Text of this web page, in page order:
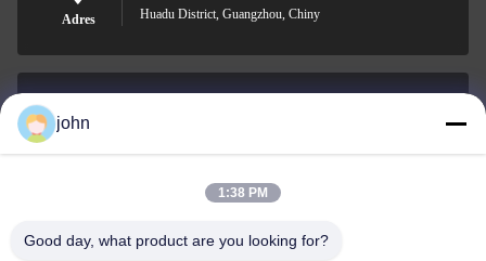
Adres
Huadu District, Guangzhou, Chiny
0086-153-7406-6785
john
1:38 PM
Good day, what product are you looking for?